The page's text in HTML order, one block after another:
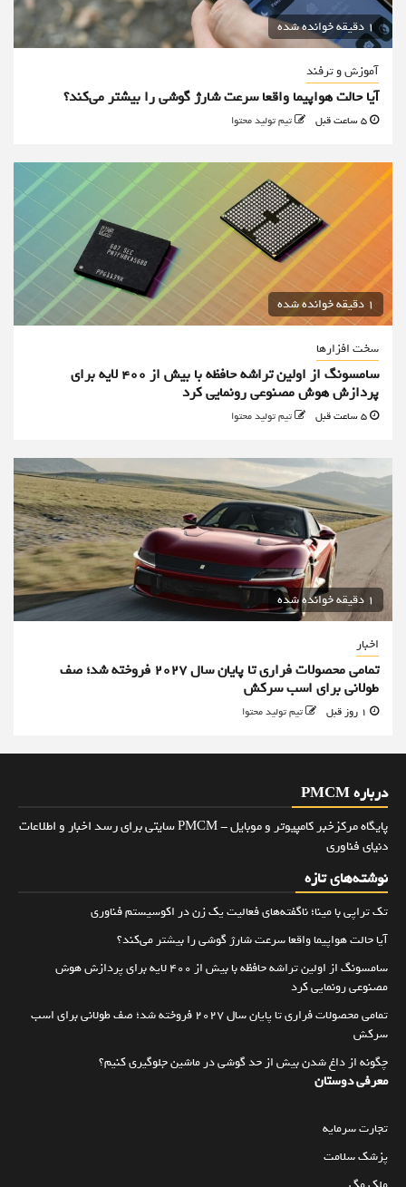
1 دقیقه خوانده شده
آموزش و ترفند
آیا حالت هواپیما واقعا سرعت شارژ گوشی را بیشتر می‌کند؟
تیم تولید محتوا
1 دقیقه خوانده شده
سخت افزارها
سامسونگ از اولین تراشه حافظه با بیش از ۴۰۰ لایه برای
پردازش هوش مصنوعی رونمایی کرد
تیم تولید محتوا
1 دقیقه خوانده شده
اخبار
تمامی محصولات فراری تا پایان سال ۲۰۲۷ فروخته شد؛ صف
طولانی برای اسب سرکش
تیم تولید محتوا
درباره PMCM
پایگاه مرکزخبر کامپیوتر و موبایل - PMCM سایتی برای رسد اخبار و اطلاعات
دنیای فناوری
نوشته‌های تازه
تک تراپی با مینا؛ ناگفته‌های فعالیت یک زن در اکوسیستم فناوری
آیا حالت هواپیما واقعا سرعت شارژ گوشی را بیشتر می‌کند؟
سامسونگ از اولین تراشه حافظه با بیش از ۴۰۰ لایه برای پردازش هوش
مصنوعی رونمایی کرد
تمامی محصولات فراری تا پایان سال ۲۰۲۷ فروخته شد؛ صف طولانی برای اسب
سرکش
چگونه از داغ شدن بیش از حد گوشی در ماشین جلوگیری کنیم؟
معرفی دوستان
تجارت سرمایه
پزشک سلامت